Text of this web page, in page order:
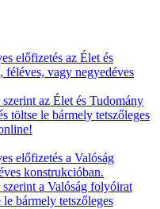
előfizetés az Élet és
féléves, vagy negyedéves
szerint az Élet és Tudomány
töltse le bármely tetszőleges
előfizetés a Valóság
konstrukcióban.
szerint a Valóság folyóirat
bármely tetszőleges